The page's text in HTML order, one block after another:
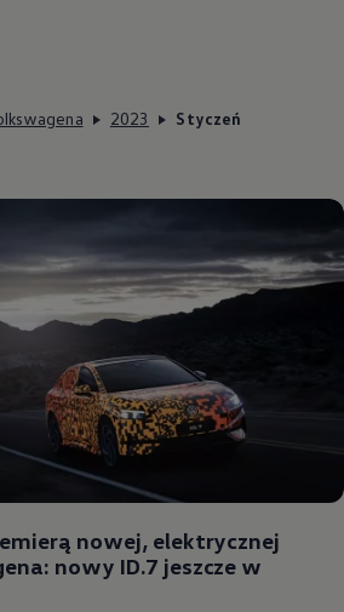
2023 Styczeń
nowej, elektrycznej
nowy ID.7 jeszcze w